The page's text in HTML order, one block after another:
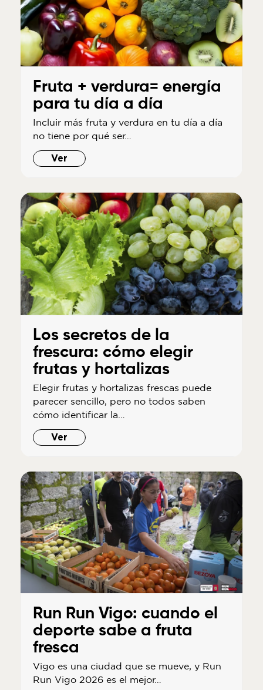
Fruta + verdura= energía
para tu día a día
Incluir más fruta y verdura en tu día a día
no tiene por qué ser…
Ver
Los secretos de la
frescura: cómo elegir
frutas y hortalizas
Elegir frutas y hortalizas frescas puede
parecer sencillo, pero no todos saben
cómo identificar la…
Ver
Run Run Vigo: cuando el
deporte sabe a fruta
fresca
Vigo es una ciudad que se mueve, y Run
Run Vigo 2026 es el mejor…